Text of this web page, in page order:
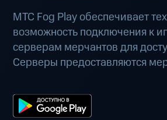
МТС Fog Play обеспечивает
возможность подключения к
серверам мерчантов для
Серверы предоставляются